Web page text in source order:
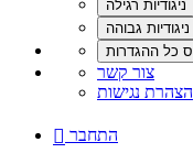
צור קשר
הצהרת נגישות
 התחבר